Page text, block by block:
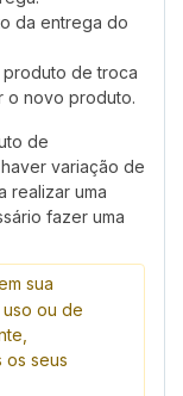
da entrega do
de troca
o novo produto.
de
variação de
realizar uma
fazer uma
sua
ou de
os seus